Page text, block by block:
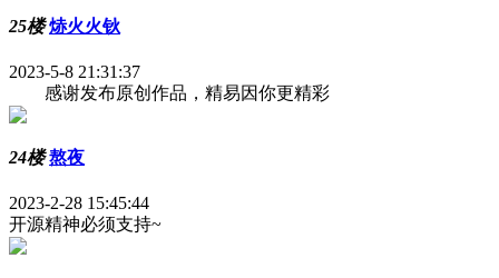
25楼 焃火火钬
2023-5-8 21:31:37
感谢发布原创作品，精易因你更精彩
24楼 熬夜
2023-2-28 15:45:44
开源精神必须支持~